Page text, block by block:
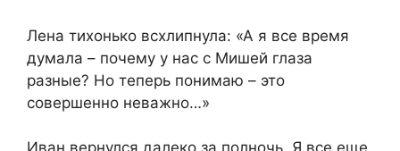
Лена тихонько всхлипнула: «А я все время
думала – почему у нас с Мишей глаза
разные? Но теперь понимаю – это
совершенно неважно…»